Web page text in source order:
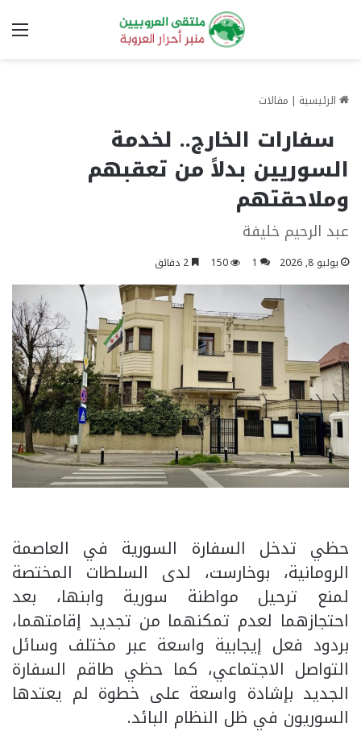
الرئيسية | مقالات
سفارات الخارج.. لخدمة
السوريين بدلاً من تعقبهم
وملاحقتهم
عبد الرحيم خليفة
يوليو 8, 2026 1
150
حظي تدخل السفارة السورية في العاصمة
الرومانية، بوخارست، لدى السلطات المختصة
لمنع ترحيل مواطنة سورية وابنها، بعد
احتجازهما لعدم تمكنهما من تجديد إقامتهما،
بردود فعل إيجابية واسعة عبر مختلف وسائل
التواصل الاجتماعي، كما حظي طاقم السفارة
الجديد بإشادة واسعة على خطوة لم يعتدها
السوريون في ظل النظام البائد.